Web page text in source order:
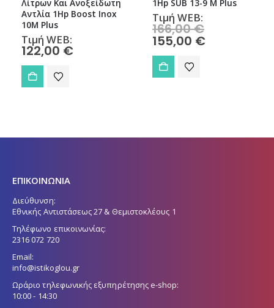
Λίτρων Και Ανοξείδωτη
Αντλία 1Hp Boost Inox
10M Plus
Τιμή WEB:
122,00 €
1Hp SUB 13-9 M Plus
Τιμή WEB:
166,00€
155,00 €
ΕΠΙΚΟΙΝΩΝΙΑ
Διεύθυνση:
Εθνικής Αντιστάσεως 27 & Θεμιστοκλέους 1
Τηλέφωνο επικοινωνίας:
2316 072 720
Email:
info@istikoglou.gr
Ωράριο τηλεφωνικής εξυπηρέτησης e-shop:
10:00 - 14:30